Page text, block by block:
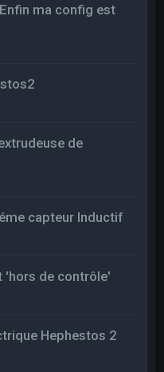
ma config est
de
capteur Inductif
'hors de contrôle'
Hephestos 2